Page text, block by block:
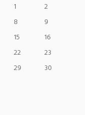
1
2
8
9
15
16
22
23
29
30